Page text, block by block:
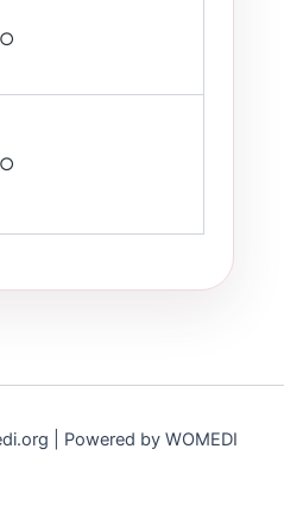
○
○
| Powered by WOMEDI